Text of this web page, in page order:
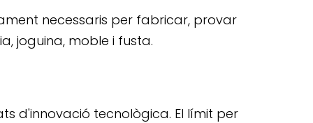
necessaris per fabricar, provar
joguina, moble i fusta.
d'innovació tecnològica. El límit per